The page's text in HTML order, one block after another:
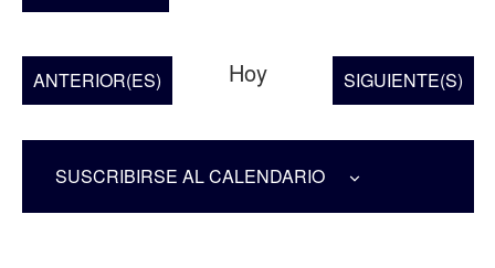
Seleccionar
EVENTOS
ANTERIOR(ES) Hoy EVENTOS
SIGUIENTE(S)
SUSCRIBIRSE AL CALENDARIO